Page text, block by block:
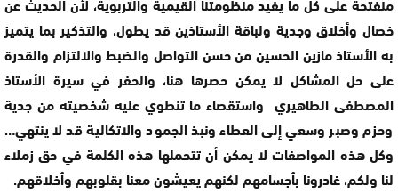
خصال وأخلاق وجدية ولباقة الأستاذين قد يطول، والتذكير بما يتميز
به الأستاذ مازين الحسين من حسن التواصل والضبط والالتزام والقدرة
على حل المشاكل لا يمكن حصرها هنا، والحفر في سيرة الأستاذ
المصطفى الطاهيري واستقصاء ما تنطوي عليه شخصيته من جدية
وحزم وصبر وسعي إلى العطاء ونبذ الجمود والاتكالية قد لا ينتهي…
وكل هذه المواصفات لا يمكن أن تتحملها هذه الكلمة في حق زملاء
لنا ولكم، غادرونا بأجسامهم لكنهم يعيشون معنا بقلوبهم وأخلاقهم.